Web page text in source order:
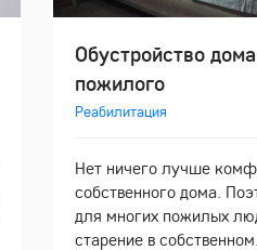
Обустройство
пожилого
Реабилитация
Нет ничего лучше
собственного дома.
для многих пожилых
старение в собственном...